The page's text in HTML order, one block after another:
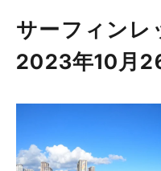
サーフィンレ
2023年10月